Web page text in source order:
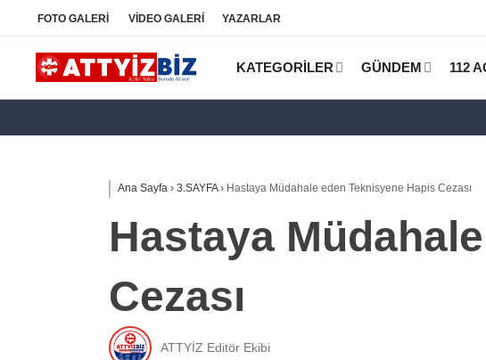
FOTO GALERİ VİDEO GALERİ YAZARLAR
KATEGORİLER GÜNDEM 112
Ana Sayfa › 3.SAYFA› Hastaya Müdahale eden Teknisyene Hapis Cezası
Hastaya
Cezası
ATTYİZ Editör Ekibi